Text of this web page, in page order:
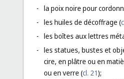
- la poix noire pour
- les huiles de décoffrage (
- les boîtes aux lettres
- les statues, bustes et
cire, en plâtre ou en
ou en verre (cl. 21);